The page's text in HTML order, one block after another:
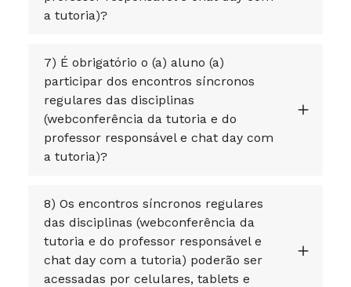
a tutoria)?
7) É obrigatório o (a) aluno (a)
participar dos encontros síncronos
regulares das disciplinas
(webconferência da tutoria e do
professor responsável e chat day com
a tutoria)?
8) Os encontros síncronos regulares
das disciplinas (webconferência da
tutoria e do professor responsável e
chat day com a tutoria) poderão ser
acessadas por celulares, tablets e